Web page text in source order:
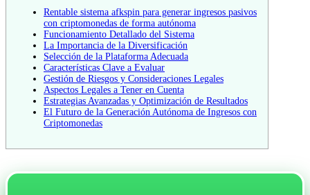
Rentable sistema afkspin para generar ingresos pasivos
con criptomonedas de forma autónoma
Funcionamiento Detallado del Sistema
La Importancia de la Diversificación
Selección de la Plataforma Adecuada
Características Clave a Evaluar
Gestión de Riesgos y Consideraciones Legales
Aspectos Legales a Tener en Cuenta
Estrategias Avanzadas y Optimización de Resultados
El Futuro de la Generación Autónoma de Ingresos con
Criptomonedas